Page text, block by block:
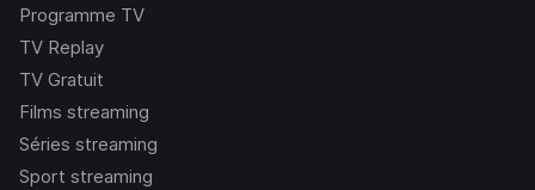
Programme TV
TV Replay
TV Gratuit
Films streaming
Séries streaming
Sport streaming